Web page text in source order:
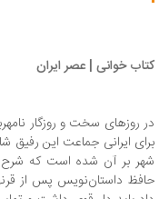
کتاب خوانی | عصر ایران
در روزهای سخت و روزگار
برای ایرانی جماعت این رفیق
شهر بر آن شده است که شرح
حافظ داستان‌نویس پس از